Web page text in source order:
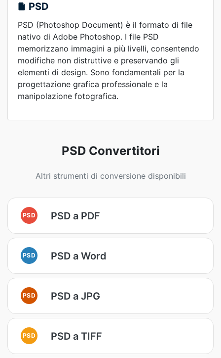
PSD
PSD (Photoshop Document) è il formato di file
nativo di Adobe Photoshop. I file PSD
memorizzano immagini a più livelli, consentendo
modifiche non distruttive e preservando gli
elementi di design. Sono fondamentali per la
progettazione grafica professionale e la
manipolazione fotografica.
PSD Convertitori
Altri strumenti di conversione disponibili
PSD PSD a PDF
PSD PSD a Word
PSD PSD a JPG
PSD PSD a TIFF